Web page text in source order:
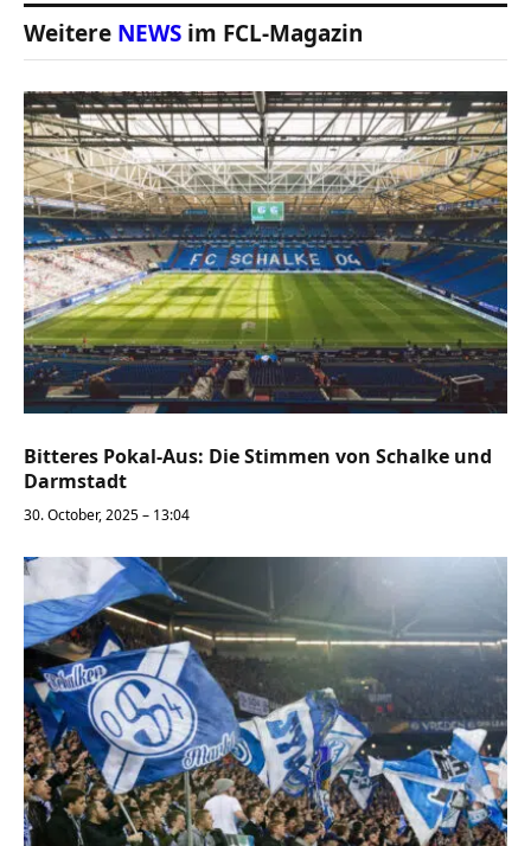
Weitere NEWS im FCL-Magazin
Bitteres Pokal-Aus: Die Stimmen von Schalke und
Darmstadt
30. October, 2025 – 13:04